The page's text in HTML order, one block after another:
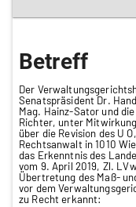
Betreff
Der
Senatspräsident Dr.
Mag. Hainz-Sator und
Richter, unter
über die Revision des U
Rechtsanwalt in 1010
das Erkenntnis des
vom 9. April 2019, Zl.
Übertretung des Maß-
vor dem
zu Recht erkannt: